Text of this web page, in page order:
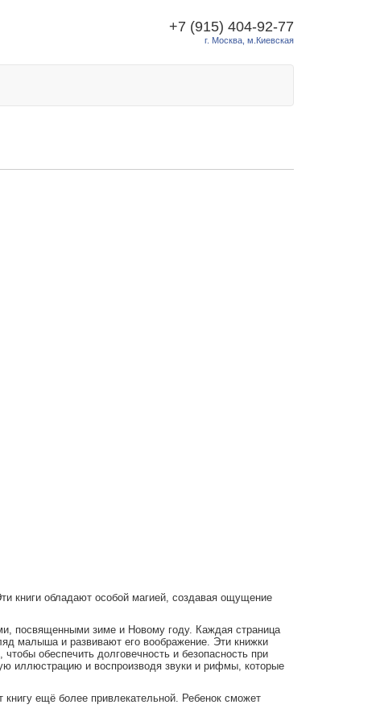
+7 (915) 404-92-77
г. Москва, м.Киевская
книги обладают особой магией, создавая ощущение
посвященными зиме и Новому году. Каждая страница
малыша и развивают его воображение. Эти книжки
обеспечить долговечность и безопасность при
иллюстрацию и воспроизводя звуки и рифмы, которые
ещё более привлекательной. Ребенок сможет